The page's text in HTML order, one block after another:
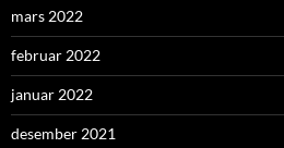
mars 2022
februar 2022
januar 2022
desember 2021